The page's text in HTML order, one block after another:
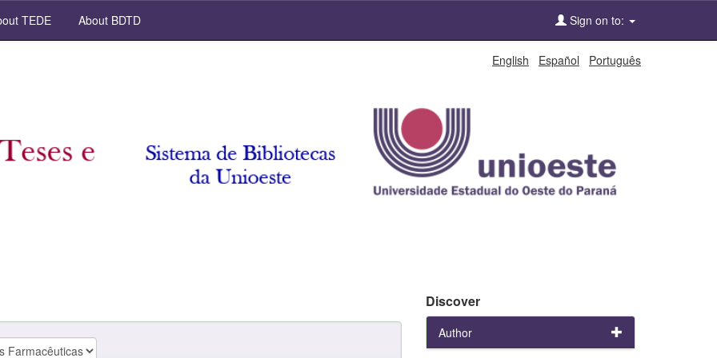
TEDE About BDTD Sign on to:
English Español Português
Discover
Author